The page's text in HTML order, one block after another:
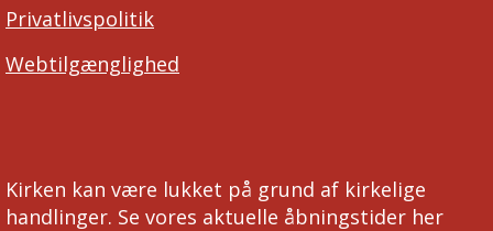
Privatlivspolitik
Webtilgænglighed
Kirken kan være lukket på grund af kirkelige
handlinger. Se vores aktuelle åbningstider her